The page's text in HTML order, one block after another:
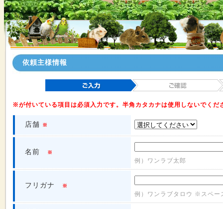
依頼主様情報
※が付いている項目は必須入力です。半角カタカナは使用しないでくだ
店舗 ※
名前 ※
例）ワンラブ太郎
フリガナ ※
例）ワンラブタロウ ※スペー